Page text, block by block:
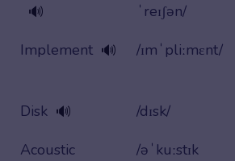
🔊
ˈreɪʃən/
Implement 🔊 /ɪmˈpliːmɛnt/
Disk 🔊 /dɪsk/
Acoustic
/əˈkuːstɪk